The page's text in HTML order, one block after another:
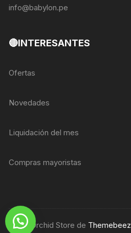
info@babylon.pe
🔴INTERESANTES
Ofertas
Novedades
Liquidación del mes
Compras mayoristas
Tema Orchid Store de Themebeez